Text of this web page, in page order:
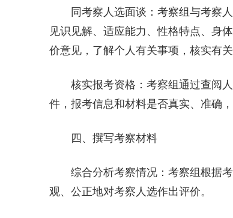
同考察人选面谈：考察组与考察
见识见解、适应能力、性格特点、身
价意见，了解个人有关事项，核实有关
核实报考资格：考察组通过查阅
件，报考信息和材料是否真实、准确
四、撰写考察材料
综合分析考察情况：考察组根据
观、公正地对考察人选作出评价。